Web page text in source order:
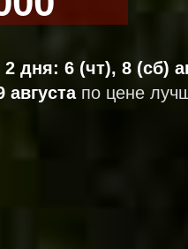
2 дня: 6 (чт), 8 (сб)
августапо цене